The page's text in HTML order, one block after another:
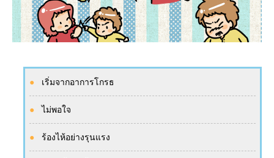
เริ่มจากอาการโกรธ
ไม่พอใจ
ร้องไห้อย่างรุนแรง